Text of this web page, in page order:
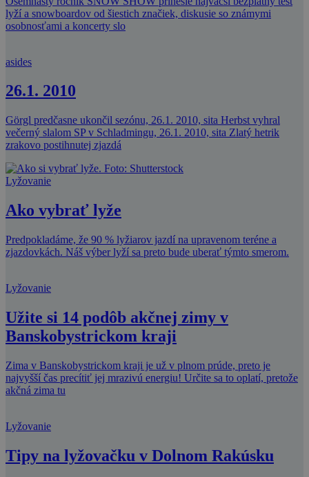
lyží a snowboardov od šiestich značiek, diskusie so známymi
osobnosťami a koncerty slo
asides
26.1. 2010
Görgl predčasne ukončil sezónu, 26.1. 2010, sita Herbst vyhral
večerný slalom SP v Schladmingu, 26.1. 2010, sita Zlatý hetrik
zrakovo postihnutej zjazdá
Lyžovanie
Ako vybrať lyže
Predpokladáme, že 90 % lyžiarov jazdí na upravenom teréne a
zjazdovkách. Náš výber lyží sa preto bude uberať týmto smerom.
Lyžovanie
Užite si 14 podôb akčnej zimy v
Banskobystrickom kraji
Zima v Banskobystrickom kraji je už v plnom prúde, preto je
najvyšší čas precítiť jej mrazivú energiu! Určite sa to oplatí, pretože
akčná zima tu
Lyžovanie
Tipy na lyžovačku v Dolnom Rakúsku